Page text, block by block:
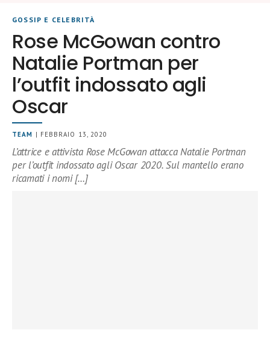
GOSSIP E CELEBRITÀ
Rose McGowan contro
Natalie Portman per
l’outfit indossato agli
Oscar
TEAM | FEBBRAIO 13, 2020
L’attrice e attivista Rose McGowan attacca Natalie Portman
per l’outfit indossato agli Oscar 2020. Sul mantello erano
ricamati i nomi […]